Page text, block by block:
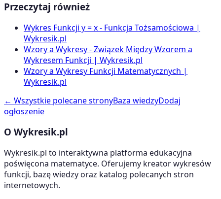
Przeczytaj również
Wykres Funkcji y = x - Funkcja Tożsamościowa |
Wykresik.pl
Wzory a Wykresy - Związek Między Wzorem a
Wykresem Funkcji | Wykresik.pl
Wzory a Wykresy Funkcji Matematycznych |
Wykresik.pl
← Wszystkie polecane stronyBaza wiedzyDodaj
ogłoszenie
O Wykresik.pl
Wykresik.pl to interaktywna platforma edukacyjna
poświęcona matematyce. Oferujemy kreator wykresów
funkcji, bazę wiedzy oraz katalog polecanych stron
internetowych.